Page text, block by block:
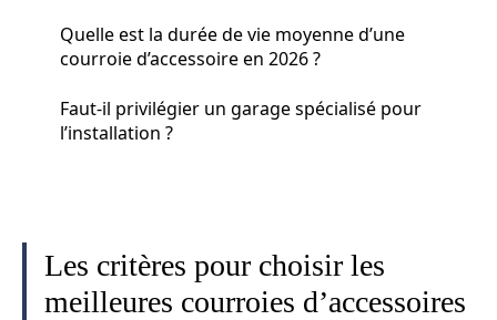
Quelle est la durée de vie moyenne d’une
courroie d’accessoire en 2026 ?
Faut-il privilégier un garage spécialisé pour
l’installation ?
Les critères pour choisir les
meilleures courroies d’accessoires